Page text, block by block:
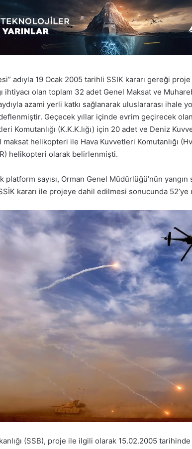
adıyla 19 Ocak 2005 tarihli SSIK kararı gereği
ihtiyacı olan toplam 32 adet Genel Maksat ve
azami yerli katkı sağlanarak uluslararası ihale
Geçecek yıllar içinde evrim geçirecek
Komutanlığı (K.K.K.lığı) için 20 adet ve Deniz
maksat helikopteri ile Hava Kuvvetleri Komutanlığı
helikopteri olarak belirlenmişti.
sayısı, Orman Genel Müdürlüğü’nün
kararı ile projeye dahil edilmesi sonucunda 52’ye
(SSB), proje ile ilgili olarak 15.02.2005